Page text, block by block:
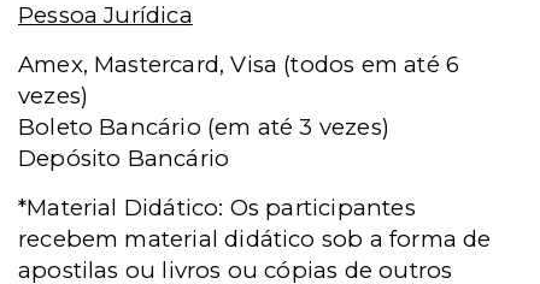
Pessoa Jurídica
Amex, Mastercard, Visa (todos em até 6
vezes)
Boleto Bancário (em até 3 vezes)
Depósito Bancário
*Material Didático: Os participantes
recebem material didático sob a forma de
apostilas ou livros ou cópias de outros